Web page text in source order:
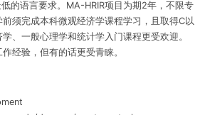
的语言要求。MA-HRIR项目为期2年，不限专
须完成本科微观经济学课程学习，且取得C以
、一般心理学和统计学入门课程更受欢迎。
经验，但有的话更受青睐。